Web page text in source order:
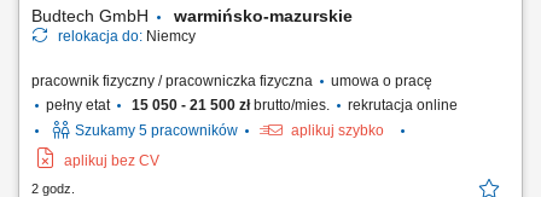
Budtech GmbH warmińsko-mazurskie
relokacja do: Niemcy
pracownik fizyczny / pracowniczka fizyczna
umowa o pracę
pełny etat
15 050 - 21 500 złbrutto/mies.
rekrutacja online
Szukamy 5 pracowników
aplikuj szybko
aplikuj bez CV
2 godz.